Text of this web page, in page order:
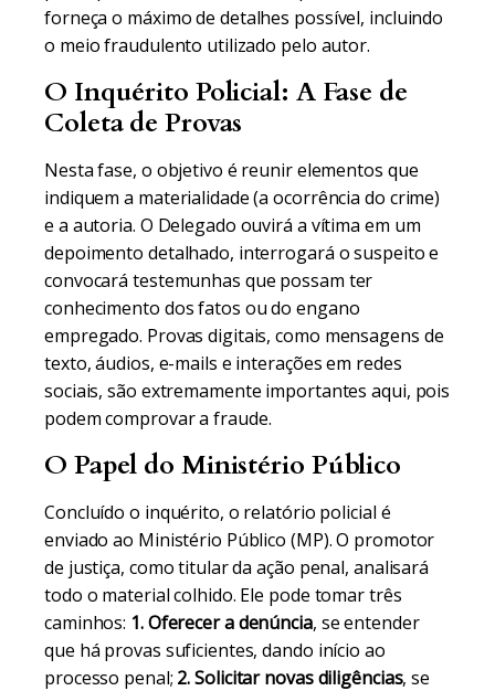
forneça o máximo de detalhes possível, incluindo
o meio fraudulento utilizado pelo autor.
O Inquérito Policial: A Fase de
Coleta de Provas
Nesta fase, o objetivo é reunir elementos que
indiquem a materialidade (a ocorrência do crime)
e a autoria. O Delegado ouvirá a vítima em um
depoimento detalhado, interrogará o suspeito e
convocará testemunhas que possam ter
conhecimento dos fatos ou do engano
empregado. Provas digitais, como mensagens de
texto, áudios, e-mails e interações em redes
sociais, são extremamente importantes aqui, pois
podem comprovar a fraude.
O Papel do Ministério Público
Concluído o inquérito, o relatório policial é
enviado ao Ministério Público (MP). O promotor
de justiça, como titular da ação penal, analisará
todo o material colhido. Ele pode tomar três
caminhos: 1. Oferecer a denúncia, se entender
que há provas suficientes, dando início ao
processo penal; 2. Solicitar novas diligências, se